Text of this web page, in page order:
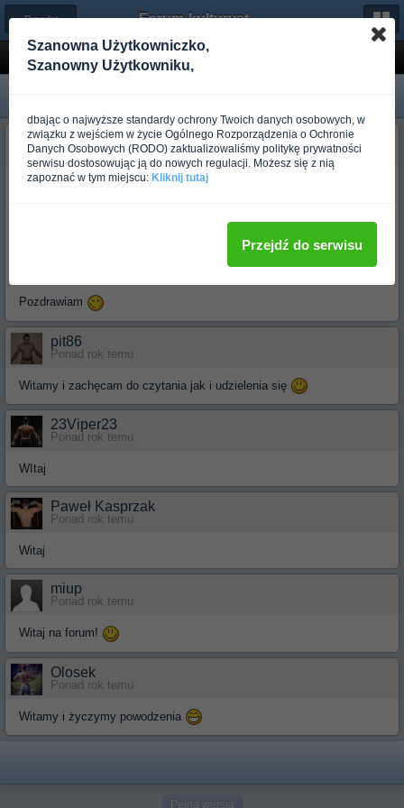
← Przedstaw Się Forum-kulturystyka.pl
Witam
artureg98
Ponad rok temu
Witam. Nazywam się Artur, co widać po moim nicku. Mam 17 lat,
problemami, pytał o rady ewentualnie dowiadywał ciekawych rzeczy z
Pozdrawiam
pit86
Ponad rok temu
Witamy i zachęcam do czytania jak i udzielenia się
23Viper23
Ponad rok temu
WItaj
Paweł Kasprzak
Ponad rok temu
Witaj
miup
Ponad rok temu
Witaj na forum!
Olosek
Ponad rok temu
Witamy i życzymy powodzenia
Pełna wersja
Szanowna Użytkowniczko,
Szanowny Użytkowniku,
dbając o najwyższe standardy ochrony Twoich danych osobowych, w
związku z wejściem w życie Ogólnego Rozporządzenia o Ochronie
Danych Osobowych (RODO) zaktualizowaliśmy politykę prywatności
serwisu dostosowując ją do nowych regulacji. Możesz się z nią
zapoznać w tym miejscu: Kliknij tutaj
Przejdź do serwisu